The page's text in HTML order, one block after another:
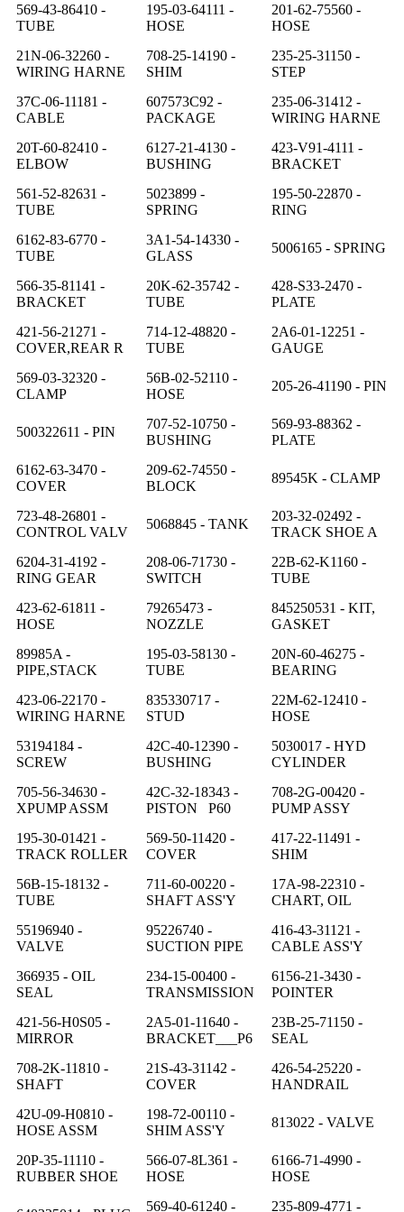
569-43-86410 -
TUBE
195-03-64111 -
HOSE
201-62-75560 -
HOSE
21N-06-32260 -
WIRING HARNE
708-25-14190 -
SHIM
235-25-31150 -
STEP
37C-06-11181 -
CABLE
607573C92 -
PACKAGE
235-06-31412 -
WIRING HARNE
20T-60-82410 -
ELBOW
6127-21-4130 -
BUSHING
423-V91-4111 -
BRACKET
561-52-82631 -
TUBE
5023899 -
SPRING
195-50-22870 -
RING
6162-83-6770 -
TUBE
3A1-54-14330 -
GLASS
5006165 - SPRING
566-35-81141 -
BRACKET
20K-62-35742 -
TUBE
428-S33-2470 -
PLATE
421-56-21271 -
COVER,REAR R
714-12-48820 -
TUBE
2A6-01-12251 -
GAUGE
569-03-32320 -
CLAMP
56B-02-52110 -
HOSE
205-26-41190 - PIN
500322611 - PIN
707-52-10750 -
BUSHING
569-93-88362 -
PLATE
6162-63-3470 -
COVER
209-62-74550 -
BLOCK
89545K - CLAMP
723-48-26801 -
CONTROL VALV
5068845 - TANK
203-32-02492 -
TRACK SHOE A
6204-31-4192 -
RING GEAR
208-06-71730 -
SWITCH
22B-62-K1160 -
TUBE
423-62-61811 -
HOSE
79265473 -
NOZZLE
845250531 - KIT,
GASKET
89985A -
PIPE,STACK
195-03-58130 -
TUBE
20N-60-46275 -
BEARING
423-06-22170 -
WIRING HARNE
835330717 -
STUD
22M-62-12410 -
HOSE
53194184 -
SCREW
42C-40-12390 -
BUSHING
5030017 - HYD
CYLINDER
705-56-34630 -
XPUMP ASSM
42C-32-18343 -
PISTON P60
708-2G-00420 -
PUMP ASSY
195-30-01421 -
TRACK ROLLER
569-50-11420 -
COVER
417-22-11491 -
SHIM
56B-15-18132 -
TUBE
711-60-00220 -
SHAFT ASS'Y
17A-98-22310 -
CHART, OIL
55196940 -
VALVE
95226740 -
SUCTION PIPE
416-43-31121 -
CABLE ASS'Y
366935 - OIL
SEAL
234-15-00400 -
TRANSMISSION
6156-21-3430 -
POINTER
421-56-H0S05 -
MIRROR
2A5-01-11640 -
BRACKET___P6
23B-25-71150 -
SEAL
708-2K-11810 -
SHAFT
21S-43-31142 -
COVER
426-54-25220 -
HANDRAIL
42U-09-H0810 -
HOSE ASSM
198-72-00110 -
SHIM ASS'Y
813022 - VALVE
20P-35-11110 -
RUBBER SHOE
566-07-8L361 -
HOSE
6166-71-4990 -
HOSE
569-40-61240 -
235-809-4771 -